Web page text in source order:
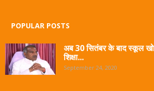
POPULAR POSTS
अब 30 सितंबर के बाद स्कूल
शिक्षा...
September 24, 2020